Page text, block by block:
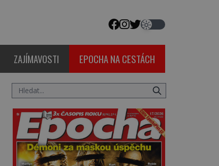
ZAJÍMAVOSTI EPOCHA NA CESTÁCH